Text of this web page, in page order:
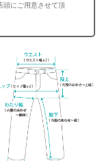
頭にご用意させて頂